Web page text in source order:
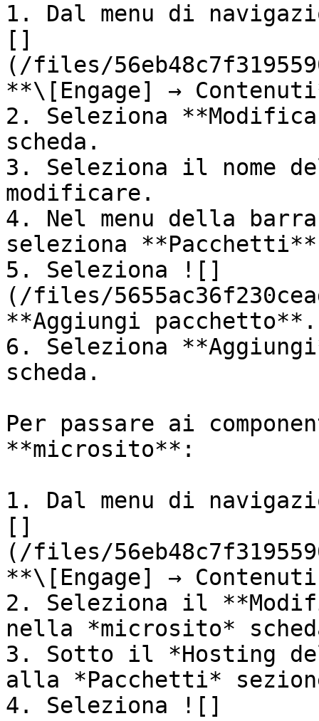
1. Dal menu di
[]
(/files/
**\[Engage] →
2. Seleziona
scheda.
3. Seleziona il nome
modificare.
4. Nel menu della
seleziona
5. Seleziona ![]
(/files/
**Aggiungi pacchetto**.
6. Seleziona
scheda.
Per passare ai
**microsito**:
1. Dal menu di
[]
(/files/
**\[Engage] →
2. Seleziona il
nella *microsito*
3. Sotto il *Hosting
alla *Pacchetti*
4. Seleziona ![]